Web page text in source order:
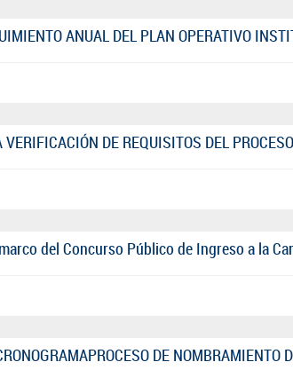
ANUAL DEL PLAN OPERATIVO
VERIFICACIÓN DE REQUISITOS DEL
del Concurso Público de Ingreso a la
DE NOMBRAMIENTO